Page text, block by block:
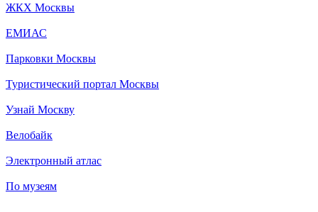
ЖКХ Москвы
ЕМИАС
Парковки Москвы
Туристический портал Москвы
Узнай Москву
Велобайк
Электронный атлас
По музеям